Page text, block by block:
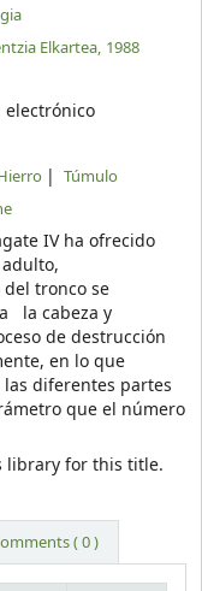
Elkartea, 1988
electrónico
Túmulo
IV ha ofrecido
tronco se
la cabeza y
de destrucción
en lo que
diferentes partes
que el número
library for this title.
( 0 )